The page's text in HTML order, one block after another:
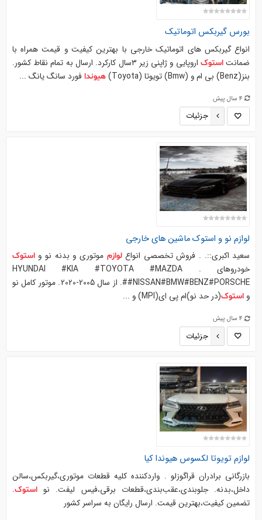
بورس گيربكس اتوماتيك
انواع گیربکس های اتوماتیک خارجی با بهترین کیفیت و قیمت همراه با
ضمانت استوک
اروپایی و ژاپنی زیر ٣سال کارکرد. ارسال به تمام نقاط کشور.
بنز(Benz) بی ام و (Bmw) تویوتا (Toyota)
هیوندافورد سانگ یانگ ...
4 سال پیش
جزئیات
لوازمنو و استوکماشین های خارجی
سعید اکبری::. . فروش تخصصی انواعلوازم موتوری و بدنه نو واستوک
خودروهای . ‏HYUNDAI #KIA #TOYOTA #MAZDA
#NISSAN#BMW#BENZ#PORSCHE#. از سال 2005-2020. موتور کامل نو
و استوک(در حد نو)ام پی ای(MPI) و ...
4 سال پیش
جزئیات
لوازمتویوتا لکسوس هیونداکیا
بازرگانی برادران قراگوزلو . واردکننده کلیه قطعات موتوری،گیربکس،سالن
داخل،بدنه. جلوبندی،عقب‌بندی،قطعات برقی،فیس لیفت. نواستوک.
تضمین کیفیت،بهترین قیمت. ارسال رایگان به سراسر کشور